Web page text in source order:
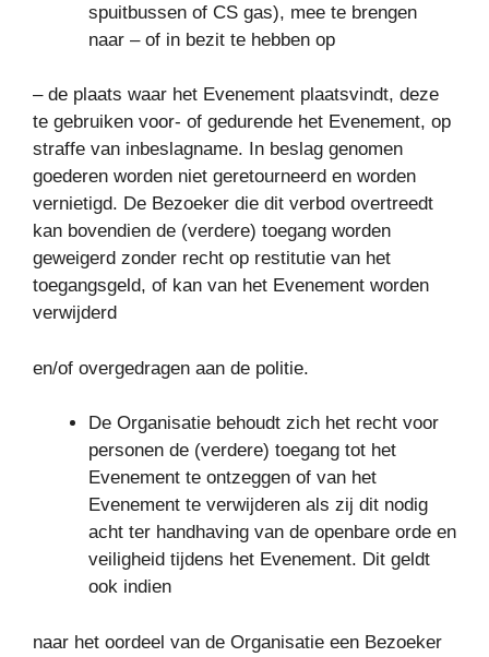
spuitbussen of CS gas), mee te brengen
naar – of in bezit te hebben op
– de plaats waar het Evenement plaatsvindt, deze
te gebruiken voor- of gedurende het Evenement, op
straffe van inbeslagname. In beslag genomen
goederen worden niet geretourneerd en worden
vernietigd. De Bezoeker die dit verbod overtreedt
kan bovendien de (verdere) toegang worden
geweigerd zonder recht op restitutie van het
toegangsgeld, of kan van het Evenement worden
verwijderd
en/of overgedragen aan de politie.
De Organisatie behoudt zich het recht voor
personen de (verdere) toegang tot het
Evenement te ontzeggen of van het
Evenement te verwijderen als zij dit nodig
acht ter handhaving van de openbare orde en
veiligheid tijdens het Evenement. Dit geldt
ook indien
naar het oordeel van de Organisatie een Bezoeker